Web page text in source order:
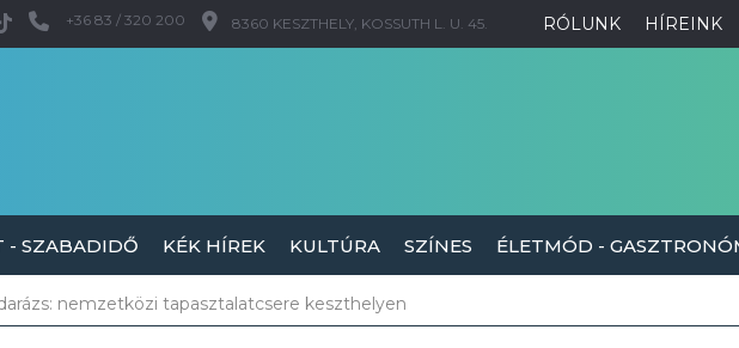
RÓLUNK HÍREINK
+36 83 / 320 200 8360 KESZTHELY, KOSSUTH L. U. 45.
- SZABADIDŐ KÉK HÍREK KULTÚRA SZÍNES ÉLETMÓD -
nemzetközi tapasztalatcsere keszthelyen